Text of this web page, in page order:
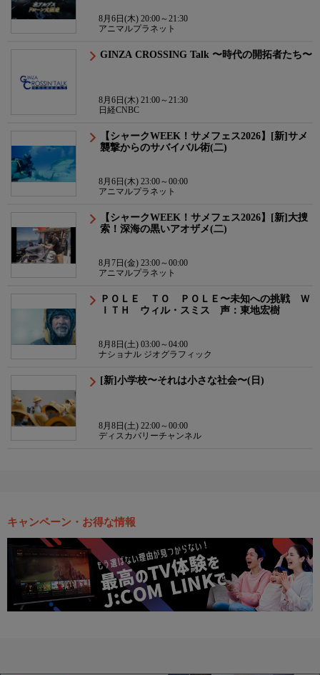
8月6日(木) 20:00～21:30
アニマルプラネット
GINZA CROSSING Talk 〜時代の開拓者たち〜
8月6日(木) 21:00～21:30
日経CNBC
【シャークWEEK！サメフェス2026】[新]サメ
襲撃からのサバイバル術(二)
8月6日(木) 23:00～00:00
アニマルプラネット
【シャークWEEK！サメフェス2026】[新]大捜
索！深海の黒いアオザメ(二)
8月7日(金) 23:00～00:00
アニマルプラネット
ＰＯＬＥ ＴＯ ＰＯＬＥ〜未知への挑戦 Ｗ
ＩＴＨ ウィル・スミス 声：東地宏樹
8月8日(土) 03:00～04:00
ナショナル ジオグラフィック
[新]小学校〜それは小さな社会〜(日)
8月8日(土) 22:00～00:00
ディスカバリーチャンネル
キャンペーン・お得な情報